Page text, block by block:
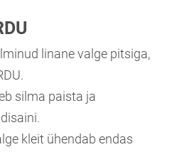
linane valge pitsiga,
silma paista ja
kleit ühendab endas